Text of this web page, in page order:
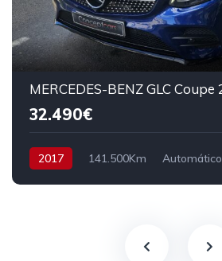
32.490€
2017 141.500Km Automático